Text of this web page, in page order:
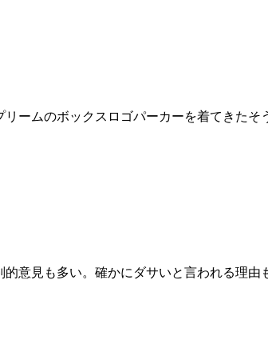
ームのボックスロゴパーカーを着てきた
意見も多い。確かにダサいと言われる理